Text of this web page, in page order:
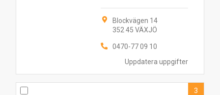
Uppdatera uppgifter
Blockvägen 14
352 45 VÄXJÖ
0470-77 09 10
3